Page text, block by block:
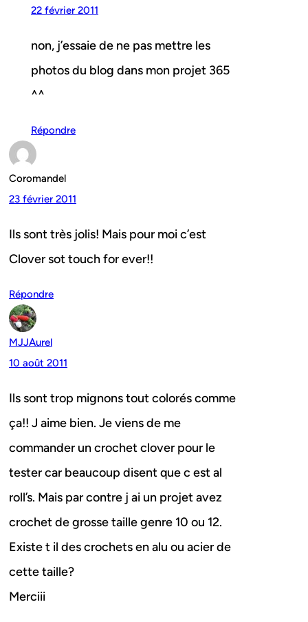
22 février 2011
non, j’essaie de ne pas mettre les
photos du blog dans mon projet 365
^^
Répondre
Coromandel
23 février 2011
Ils sont très jolis! Mais pour moi c’est
Clover sot touch for ever!!
Répondre
MJJAurel
10 août 2011
Ils sont trop mignons tout colorés comme
ça!! J aime bien. Je viens de me
commander un crochet clover pour le
tester car beaucoup disent que c est al
roll’s. Mais par contre j ai un projet avez
crochet de grosse taille genre 10 ou 12.
Existe t il des crochets en alu ou acier de
cette taille?
Merciii